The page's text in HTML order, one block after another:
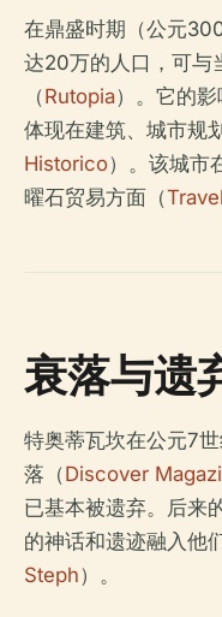
在鼎盛时期（公元
达20万的人口，可与
（Rutopia）。它的
体现在建筑、城市规
Historico）。该城市
曜石贸易方面（
衰落与遗
特奥蒂瓦坎在公元7
落（Discover
已基本被遗弃。后来
的神话和遗迹融入他
Steph）。